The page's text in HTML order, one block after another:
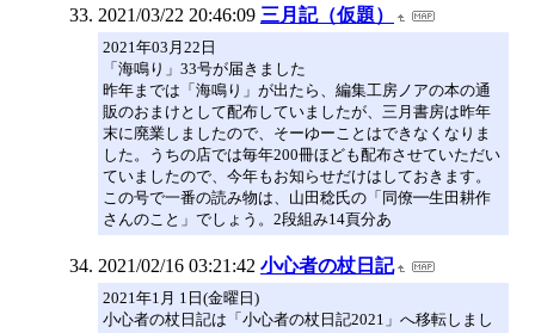
2021/03/22 20:46:09 三月記（仮題）
2021年03月22日
「海鳴り」33号が届きました
昨年までは「海鳴り」が出たら、編集工房ノアの本の通
販のおまけとして配布していましたが、三月書房は昨年
末に廃業しましたので、そーゆーことはできなくなりま
した。うちの店では毎年200冊ほども配布させていただい
ていましたので、今年もお知らせだけはしておきます。
この号で一番の読み物は、山田稔氏の「同僚━生田耕作
さんのこと」でしょう。2段組み14頁分あ
2021/02/16 03:21:42 小心者の杖日記
2021年1月 1日(金曜日)
小心者の杖日記は「小心者の杖日記2021」へ移転しまし